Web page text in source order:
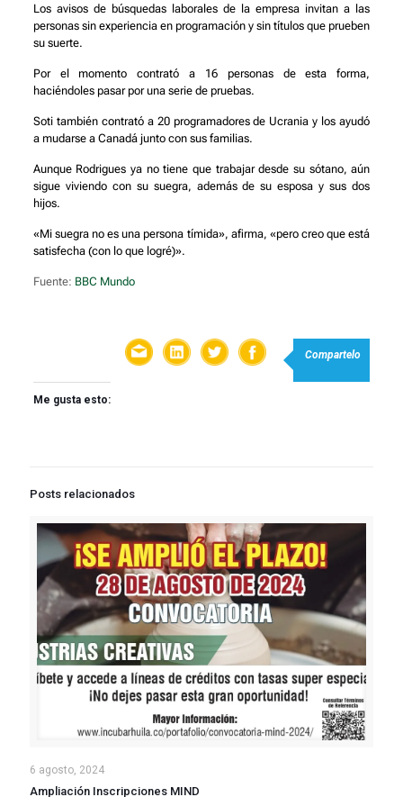
Los avisos de búsquedas laborales de la empresa invitan a las
personas sin experiencia en programación y sin títulos que prueben
su suerte.
Por el momento contrató a 16 personas de esta forma,
haciéndoles pasar por una serie de pruebas.
Soti también contrató a 20 programadores de Ucrania y los ayudó
a mudarse a Canadá junto con sus familias.
Aunque Rodrigues ya no tiene que trabajar desde su sótano, aún
sigue viviendo con su suegra, además de su esposa y sus dos
hijos.
«Mi suegra no es una persona tímida», afirma, «pero creo que está
satisfecha (con lo que logré)».
Fuente: BBC Mundo
Compartelo
Me gusta esto:
Posts relacionados
6 agosto, 2024
Ampliación Inscripciones MIND